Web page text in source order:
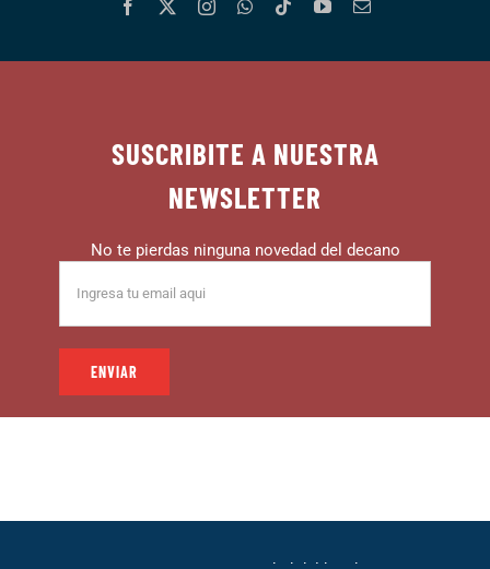
SUSCRIBITE A NUESTRA
NEWSLETTER
No te pierdas ninguna novedad del decano